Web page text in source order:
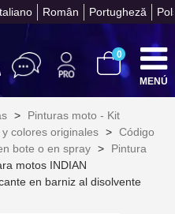
Român Portugheză
Paga en 4 plazos sin
0
MENÚ
>
Pinturas moto - Kit
colores originales > Código
bote o en spray >
Pintura
motos INDIAN
en barniz al disolvente